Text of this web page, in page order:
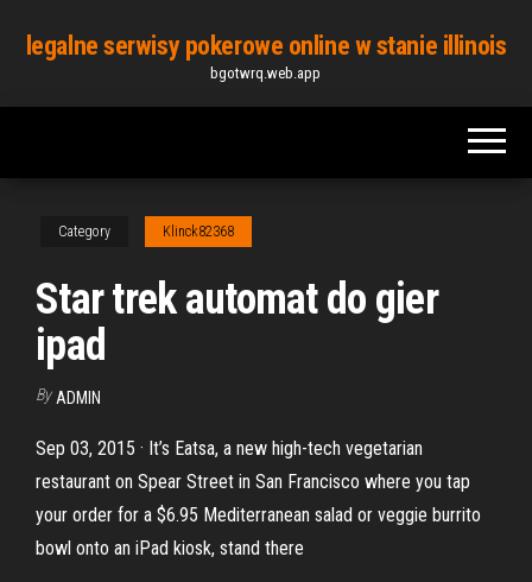
content
legalne serwisy pokerowe online w stanie illinois
bgotwrq.web.app
Category Klinck82368
Star trek automat do gier
ipad
By ADMIN
Sep 03, 2015 · It’s Eatsa, a new high-tech vegetarian
restaurant on Spear Street in San Francisco where you tap
your order for a $6.95 Mediterranean salad or veggie burrito
bowl onto an iPad kiosk, stand there